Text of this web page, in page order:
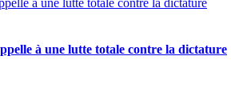
à une lutte totale contre la dictature